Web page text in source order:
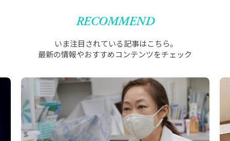
RECOMMEND
いま注目されている記事はこちら。
最新の情報やおすすめコンテンツをチェック